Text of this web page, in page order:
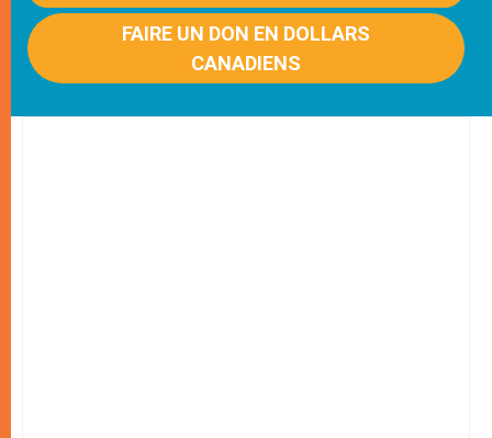
FAIRE UN DON EN DOLLARS
CANADIENS